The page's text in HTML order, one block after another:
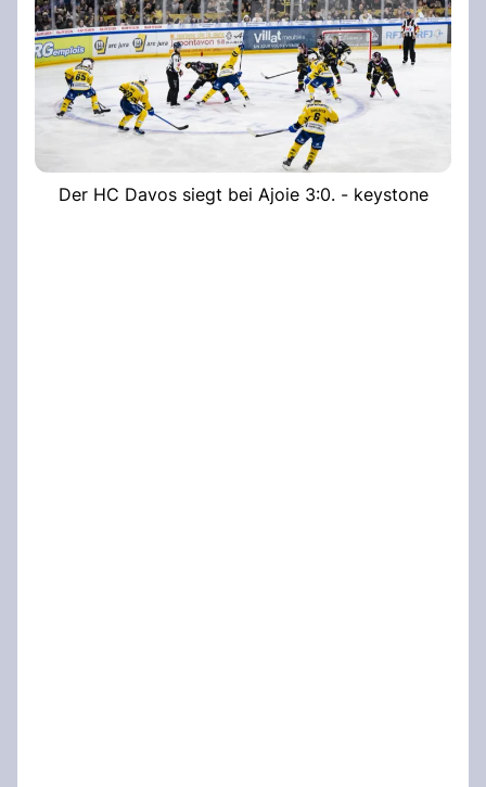
Der HC Davos siegt bei Ajoie 3:0. - keystone